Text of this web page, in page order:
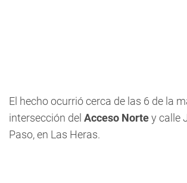
El hecho ocurrió cerca de las 6 de la
intersección del Acceso Nortey calle
Paso, en Las Heras.